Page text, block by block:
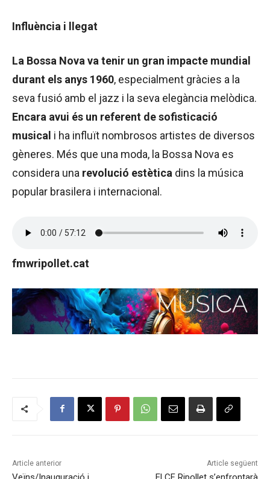
Influència i llegat
La Bossa Nova va tenir un gran impacte mundial
durant els anys 1960, especialment gràcies a la
seva fusió amb el jazz i la seva elegància melòdica.
Encara avui és un referent de sofisticació
musical i ha influït nombrosos artistes de diversos
gèneres. Més que una moda, la Bossa Nova es
considera una revolució estètica dins la música
popular brasilera i internacional.
fmwripollet.cat
Article anterior Article següent